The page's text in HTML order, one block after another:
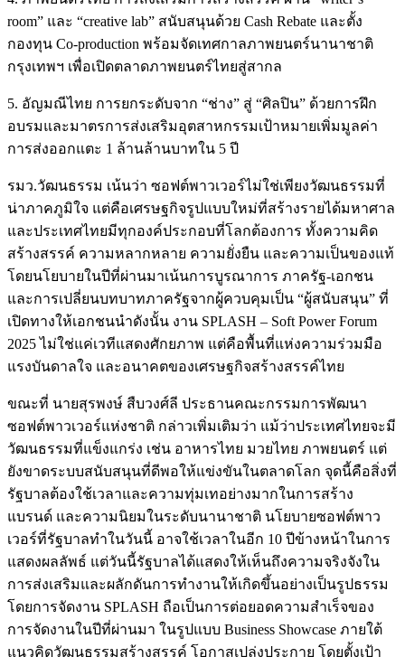
room” และ “creative lab” สนับสนุนด้วย Cash Rebate และตั้ง
กองทุน Co-production พร้อมจัดเทศกาลภาพยนตร์นานาชาติ
กรุงเทพฯ เพื่อเปิดตลาดภาพยนตร์ไทยสู่สากล
5. อัญมณีไทย การยกระดับจาก “ช่าง” สู่ “ศิลปิน” ด้วยการฝึก
อบรมและมาตรการส่งเสริมอุตสาหกรรมเป้าหมายเพิ่มมูลค่า
การส่งออกแตะ 1 ล้านล้านบาทใน 5 ปี
รมว.วัฒนธรรม เน้นว่า ซอฟต์พาวเวอร์ไม่ใช่เพียงวัฒนธรรมที่
น่าภาคภูมิใจ แต่คือเศรษฐกิจรูปแบบใหม่ที่สร้างรายได้มหาศาล
และประเทศไทยมีทุกองค์ประกอบที่โลกต้องการ ทั้งความคิด
สร้างสรรค์ ความหลากหลาย ความยั่งยืน และความเป็นของแท้
โดยนโยบายในปีที่ผ่านมาเน้นการบูรณาการ ภาครัฐ-เอกชน
และการเปลี่ยนบทบาทภาครัฐจากผู้ควบคุมเป็น “ผู้สนับสนุน” ที่
เปิดทางให้เอกชนนำดังนั้น งาน SPLASH – Soft Power Forum
2025 ไม่ใช่แค่เวทีแสดงศักยภาพ แต่คือพื้นที่แห่งความร่วมมือ
แรงบันดาลใจ และอนาคตของเศรษฐกิจสร้างสรรค์ไทย
ขณะที่ นายสุรพงษ์ สืบวงศ์ลี ประธานคณะกรรมการพัฒนา
ซอฟต์พาวเวอร์แห่งชาติ กล่าวเพิ่มเติมว่า แม้ว่าประเทศไทยจะมี
วัฒนธรรมที่แข็งแกร่ง เช่น อาหารไทย มวยไทย ภาพยนตร์ แต่
ยังขาดระบบสนับสนุนที่ดีพอให้แข่งขันในตลาดโลก จุดนี้คือสิ่งที่
รัฐบาลต้องใช้เวลาและความทุ่มเทอย่างมากในการสร้าง
แบรนด์ และความนิยมในระดับนานาชาติ นโยบายซอฟต์พาว
เวอร์ที่รัฐบาลทำในวันนี้ อาจใช้เวลาในอีก 10 ปีข้างหน้าในการ
แสดงผลลัพธ์ แต่วันนี้รัฐบาลได้แสดงให้เห็นถึงความจริงจังใน
การส่งเสริมและผลักดันการทำงานให้เกิดขึ้นอย่างเป็นรูปธรรม
โดยการจัดงาน SPLASH ถือเป็นการต่อยอดความสำเร็จของ
การจัดงานในปีที่ผ่านมา ในรูปแบบ Business Showcase ภายใต้
แนวคิดวัฒนธรรมสร้างสรรค์ โอกาสเปล่งประกาย โดยตั้งเป้า